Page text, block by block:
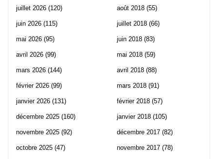
juillet 2026 (120)
juin 2026 (115)
mai 2026 (95)
avril 2026 (99)
mars 2026 (144)
février 2026 (99)
janvier 2026 (131)
décembre 2025 (160)
novembre 2025 (92)
octobre 2025 (47)
août 2018 (55)
juillet 2018 (66)
juin 2018 (83)
mai 2018 (59)
avril 2018 (88)
mars 2018 (91)
février 2018 (57)
janvier 2018 (105)
décembre 2017 (82)
novembre 2017 (78)